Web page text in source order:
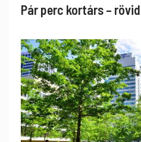
Pár perc kortárs –